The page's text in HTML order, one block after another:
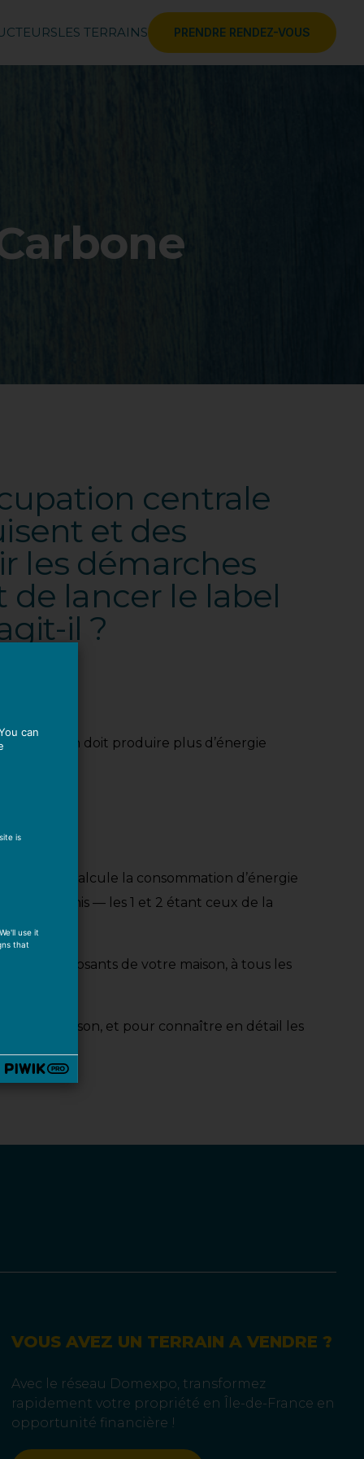
LES TERRAINS PRENDRE RENDEZ-VOUS
centrale
et des
les démarches
lancer le label
il ?
maison doit produire plus d’énergie
. Ce dernier calcule la consommation d’énergie
sont définis — les 1 et 2 étant ceux de la
les composants de votre maison, à tous les
votre maison, et pour connaître en détail les
!
VOUS AVEZ UN TERRAIN A VENDRE ?
Avec le réseau Domexpo, transformez
rapidement votre propriété en Île-de-France en
opportunité financière !
can
is
use it
that